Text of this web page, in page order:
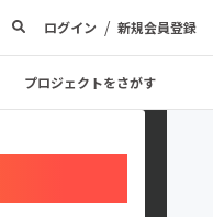
ログイン / 新規会員登録
プロジェクトをさがす